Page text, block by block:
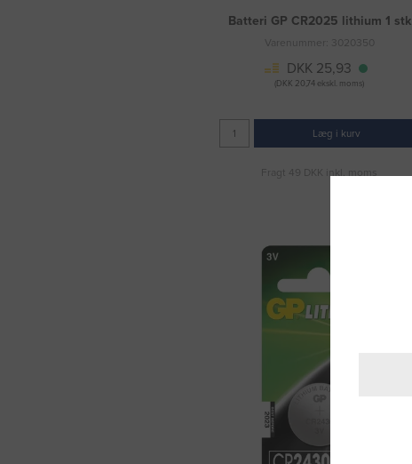
Batteri GP CR2025 lithium 1 stk
Varenummer: 3020350
DKK 25,93
(DKK 20,74 ekskl. moms)
Læg i kurv
Fragt 49 DKK inkl. moms